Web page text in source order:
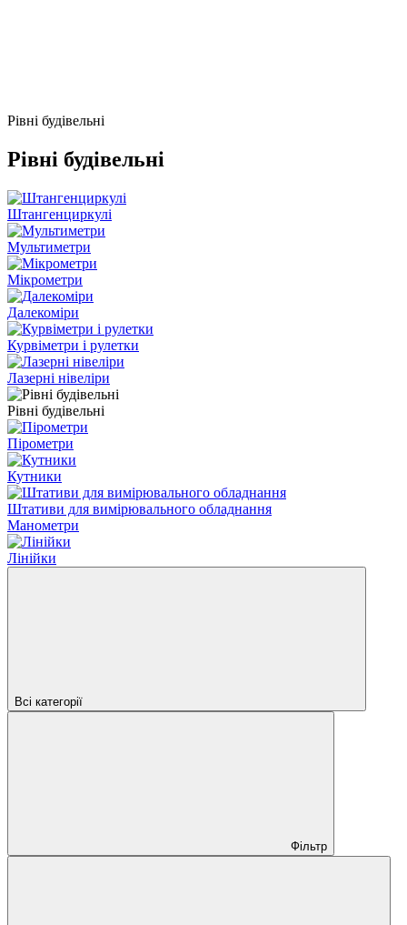
Рівні будівельні
Рівні будівельні
Штангенциркулі
Мультиметри
Мікрометри
Далекоміри
Курвіметри і рулетки
Лазерні нівеліри
Рівні будівельні
Пірометри
Кутники
Штативи для вимірювального обладнання
Манометри
Лінійки
Всі категорії
Фільтр